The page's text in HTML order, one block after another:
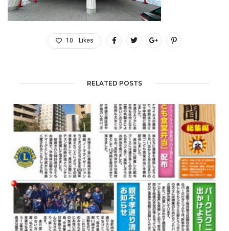
10 Likes
RELATED POSTS